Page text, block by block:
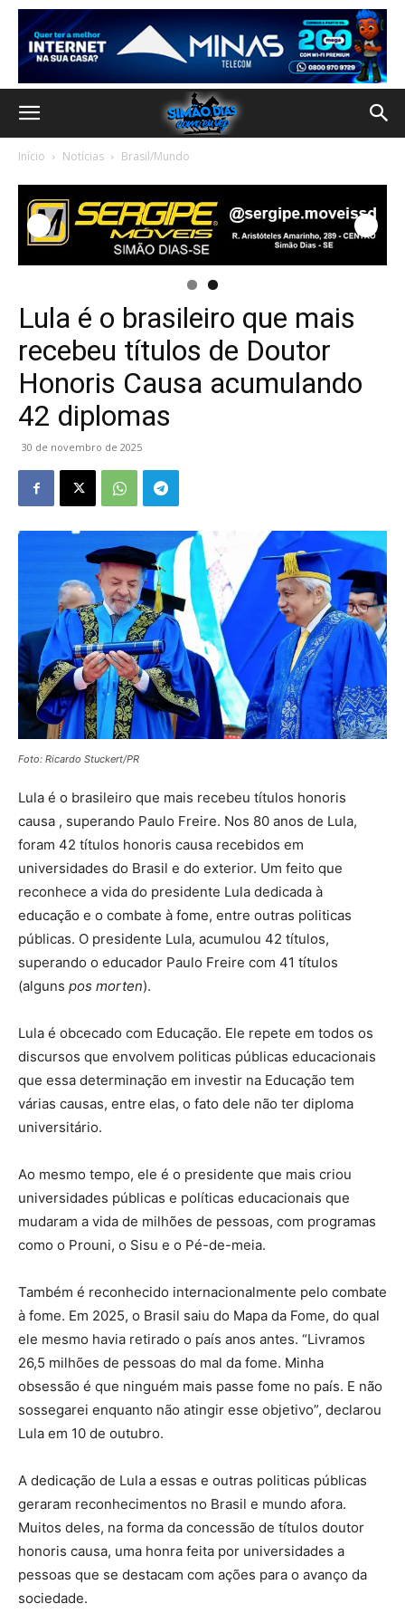
Início Notícias Brasil/Mundo
Lula é o brasileiro que mais
recebeu títulos de Doutor
Honoris Causa acumulando
42 diplomas
30 de novembro de 2025
Foto: Ricardo Stuckert/PR
Lula é o brasileiro que mais recebeu títulos honoris
causa , superando Paulo Freire. Nos 80 anos de Lula,
foram 42 títulos honoris causa recebidos em
universidades do Brasil e do exterior. Um feito que
reconhece a vida do presidente Lula dedicada à
educação e o combate à fome, entre outras politicas
públicas. O presidente Lula, acumulou 42 títulos,
superando o educador Paulo Freire com 41 títulos
(alguns pos morten).
Lula é obcecado com Educação. Ele repete em todos os
discursos que envolvem politicas públicas educacionais
que essa determinação em investir na Educação tem
várias causas, entre elas, o fato dele não ter diploma
universitário.
Ao mesmo tempo, ele é o presidente que mais criou
universidades públicas e políticas educacionais que
mudaram a vida de milhões de pessoas, com programas
como o Prouni, o Sisu e o Pé-de-meia.
Também é reconhecido internacionalmente pelo combate
à fome. Em 2025, o Brasil saiu do Mapa da Fome, do qual
ele mesmo havia retirado o país anos antes. “Livramos
26,5 milhões de pessoas do mal da fome. Minha
obsessão é que ninguém mais passe fome no país. E não
sossegarei enquanto não atingir esse objetivo”, declarou
Lula em 10 de outubro.
A dedicação de Lula a essas e outras politicas públicas
geraram reconhecimentos no Brasil e mundo afora.
Muitos deles, na forma da concessão de títulos doutor
honoris causa, uma honra feita por universidades a
pessoas que se destacam com ações para o avanço da
sociedade.